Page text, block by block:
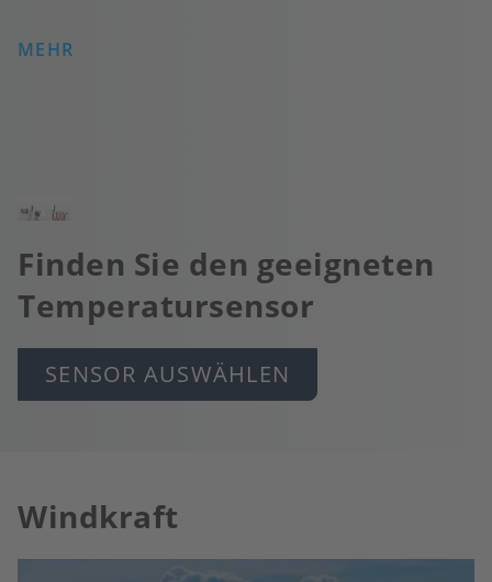
MEHR
Bild
Finden Sie den geeigneten
Temperatursensor
SENSOR AUSWÄHLEN
Windkraft